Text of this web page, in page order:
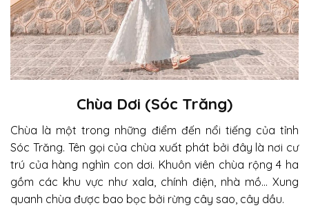
Chùa Dơi (Sóc Trăng)
Chùa là một trong những điểm đến nổi tiếng của tỉnh
Sóc Trăng. Tên gọi của chùa xuất phát bởi đây là nơi cư
trú của hàng nghìn con dơi. Khuôn viên chùa rộng 4 ha
gồm các khu vực như xala, chính điện, nhà mồ… Xung
quanh chùa được bao bọc bởi rừng cây sao, cây dầu.